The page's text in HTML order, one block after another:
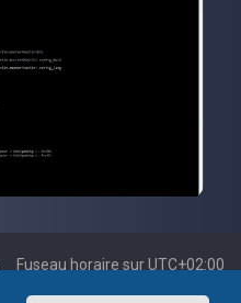
Fuseau horaire surUTC+02:00